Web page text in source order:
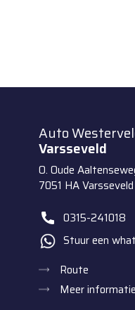
Auto
Varsseveld
O. Oude
7051 HAVarsseveld
0315-241018
Stuur een
Route
Meer informatie